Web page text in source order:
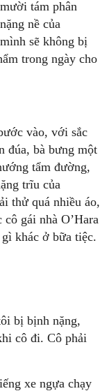
tám phân
nề của
sẽ không bị
trong ngày cho
vào, với sắc
đúa, bà bưng một
tẩm đường,
trĩu của
thử quá nhiều áo,
gái nhà O’Hara
khác ở bữa tiệc.
bị bịnh nặng,
cô đi. Cô phải
xe ngựa chạy